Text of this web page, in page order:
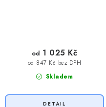
Skladem
od 847 Kč bez DPH
od 1 025 Kč